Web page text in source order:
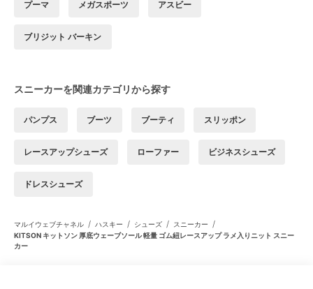
プーマ メガスポーツ アスビー
ブリジット バーキン
スニーカーを関連カテゴリから探す
パンプス ブーツ ブーティ スリッポン
レースアップシューズ ローファー ビジネスシューズ
ドレスシューズ
マルイウェブチャネル / ハスキー / シューズ / スニーカー /
KITSON キットソン 厚底ウェーブソール 軽量 ゴム紐レースアップ ラメ入りニット スニー
カー